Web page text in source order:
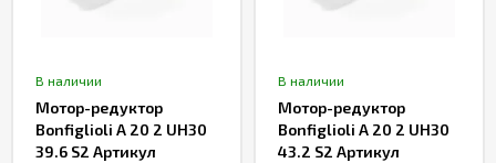
В наличии
Мотор-редуктор
Bonfiglioli A 20 2 UH30
39.6 S2 Артикул
В наличии
Мотор-редуктор
Bonfiglioli A 20 2 UH30
43.2 S2 Артикул